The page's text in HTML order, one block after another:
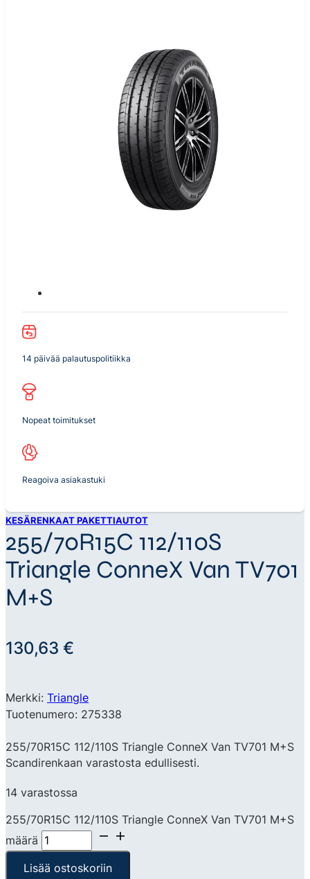
14 päivää palautuspolitiikka
Nopeat toimitukset
Reagoiva asiakastuki
KESÄRENKAAT PAKETTIAUTOT
255/70R15C 112/110S
Triangle ConneX Van TV701
M+S
130,63 €
Merkki: Triangle
Tuotenumero: 275338
255/70R15C 112/110S Triangle ConneX Van TV701 M+S
Scandirenkaan varastosta edullisesti.
14 varastossa
255/70R15C 112/110S Triangle ConneX Van TV701 M+S
määrä
Lisää ostoskoriin